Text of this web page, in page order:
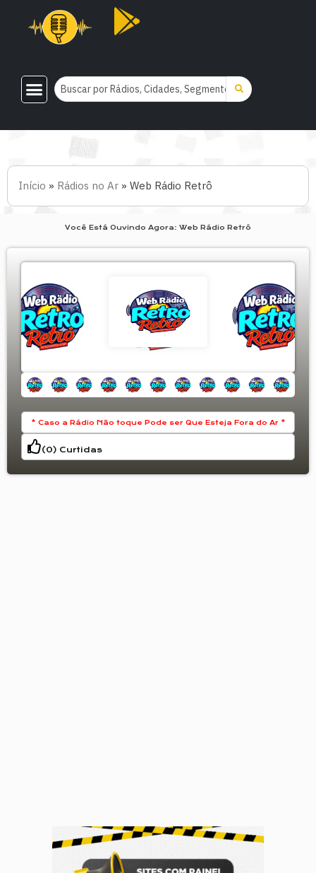
Início » Rádios no Ar » Web Rádio Retrô
Você Está Ouvindo Agora: Web Rádio Retrô
* Caso a Rádio Não toque Pode ser Que Esteja Fora do Ar *
(0) Curtidas